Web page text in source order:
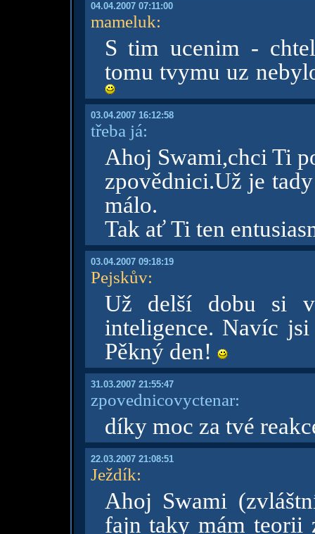
04.04.2007 07:11:00
mameluk:
S tim ucenim -
tomu tvymu uz
03.04.2007 16:12:58
třeba já:
Ahoj Swami,chci Ti
zpovědnici.Už je
málo.
Tak ať Ti ten
03.04.2007 09:18:19
Pejskův:
Už delší dobu si
inteligence. Navíc
Pěkný den!
31.03.2007 21:55:47
zpovednicovyctenar:
díky moc za tvé
22.03.2007 21:08:51
Ježdík:
Ahoj Swami
fajn taky mám teorii